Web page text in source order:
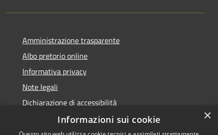
Amministrazione trasparente
Albo pretorio online
Informativa privacy
Note legali
Dichiarazione di accessibilità
×
Informazioni sui cookie